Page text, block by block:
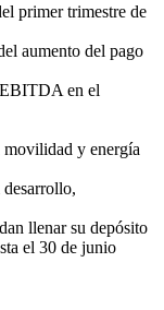
primer trimestre de
aumento del pago
en el
movilidad y energía
llenar su depósito
el 30 de junio